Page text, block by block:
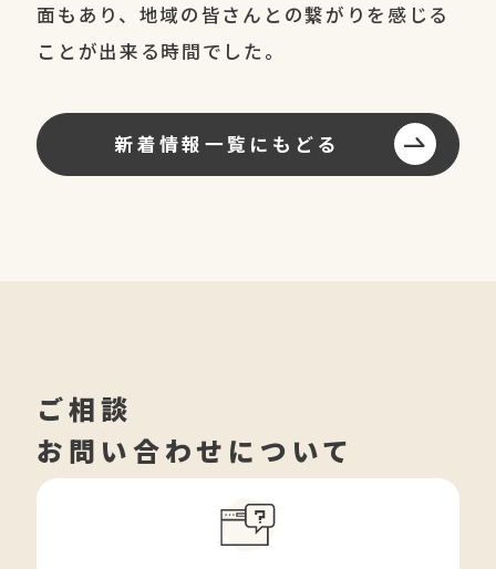
面もあり、地域の皆さんとの繋がりを感じる
ことが出来る時間でした。
新着情報一覧にもどる
ご相談
お問い合わせについて